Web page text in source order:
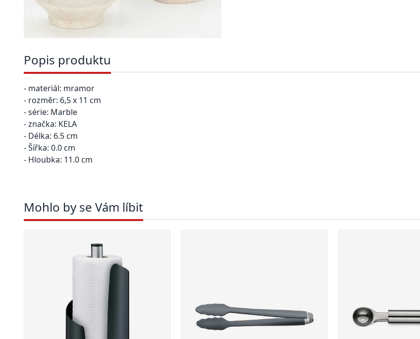
Popis produktu
- materiál: mramor
- rozměr: 6,5 x 11 cm
- série: Marble
- značka: KELA
- Délka: 6.5 cm
- Šířka: 0.0 cm
- Hloubka: 11.0 cm
Mohlo by se Vám líbit